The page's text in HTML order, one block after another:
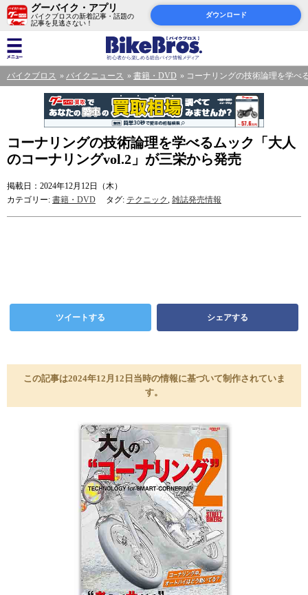
グーバイク・アプリ
バイクブロスの新着記事・話題の
記事を見逃さない！
ダウンロード
バイクブロス バイクニュース 書籍・DVD コーナリングの技術論理を学べ
コーナリングの技術論理を学べるムック「大人
のコーナリングvol.2」が三栄から発売
掲載日：2024年12月12日（木）
カテゴリー: 書籍・DVD タグ: テクニック, 雑誌発売情報
ツイートする シェアする
この記事は2024年12月12日当時の情報に基づいて制作されていま
す。